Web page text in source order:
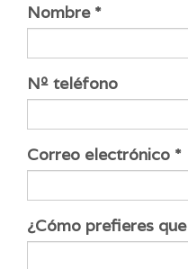
Nombre
Nº teléfono
Correo electrónico
¿Cómo prefieres